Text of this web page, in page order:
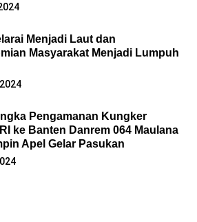
Menjadi Laut dan
Masyarakat Menjadi Lumpuh
Pengamanan Kungker
ke Banten Danrem 064 Maulana
Apel Gelar Pasukan